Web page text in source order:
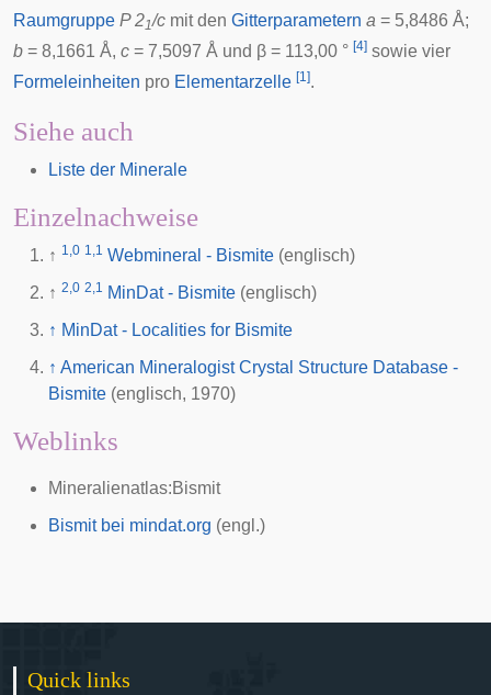
Raumgruppe P 21/c mit den Gitterparametern a = 5,8486 Å;
b = 8,1661 Å, c = 7,5097 Å und β = 113,00 ° [4] sowie vier
Formeleinheiten pro Elementarzelle [1].
Siehe auch
Liste der Minerale
Einzelnachweise
↑ 1,0 1,1 Webmineral - Bismite (englisch)
↑ 2,0 2,1 MinDat - Bismite (englisch)
↑ MinDat - Localities for Bismite
↑ American Mineralogist Crystal Structure Database -
Bismite (englisch, 1970)
Weblinks
Mineralienatlas:Bismit
Bismit bei mindat.org (engl.)
Quick links